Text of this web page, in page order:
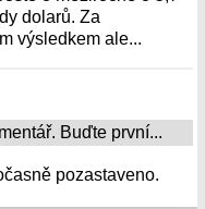
dolarů. Za
výsledkem ale...
Buďte první...
pozastaveno.